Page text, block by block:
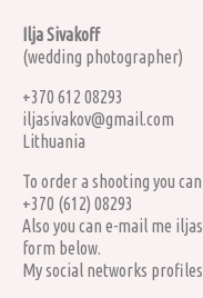
Ilja Sivakoff
(wedding photographer)
+370 612 08293
i ljasivakov@gmail.com
Lithuania
To order a shooting you
+370 (612) 08293
Also you can e-mail me
form below.
My social networks